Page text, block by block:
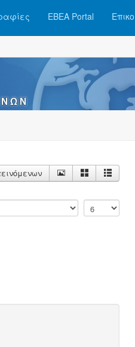
ΕΒΕΑ Portal